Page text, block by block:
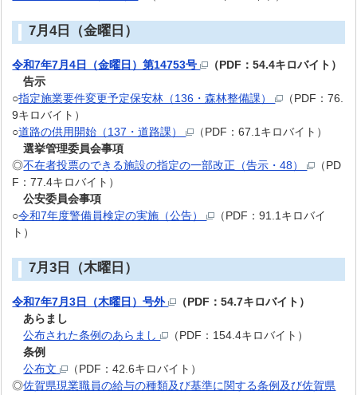
7月4日（金曜日）
令和7年7月4日（金曜日）第14753号
（PDF：54.4キロバイト）
告示
○指定施業要件変更予定保安林（136・森林整備課）
（PDF：76.
9キロバイト）
○道路の供用開始（137・道路課）
（PDF：67.1キロバイト）
選挙管理委員会事項
◎不在者投票のできる施設の指定の一部改正（告示・48）
（PD
F：77.4キロバイト）
公安委員会事項
○令和7年度警備員検定の実施（公告）
（PDF：91.1キロバイ
ト）
7月3日（木曜日）
令和7年7月3日（木曜日）号外
（PDF：54.7キロバイト）
あらまし
公布された条例のあらまし
（PDF：154.4キロバイト）
条例
公布文
（PDF：42.6キロバイト）
◎佐賀県現業職員の給与の種類及び基準に関する条例及び佐賀県